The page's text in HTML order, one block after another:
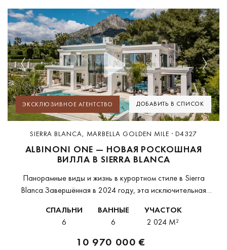
ДОБАВИТЬ В СПИСОК
Previous Next
ЭКСКЛЮЗИВНОЕ АГЕНТСТВО
SIERRA BLANCA, MARBELLA GOLDEN MILE · D4327
ALBINONI ONE — НОВАЯ РОСКОШНАЯ
ВИЛЛА В SIERRA BLANCA
Панорамные виды и жизнь в курортном стиле в Sierra
Blanca.Завершённая в 2024 году, эта исключительная
в престижном закрытом комплексе Sierra Blanca, предлагая
панорамные виды на...
СПАЛЬНИ
6
ВАННЫЕ
6
УЧАСТОК
2 024 M²
10 970 000 €